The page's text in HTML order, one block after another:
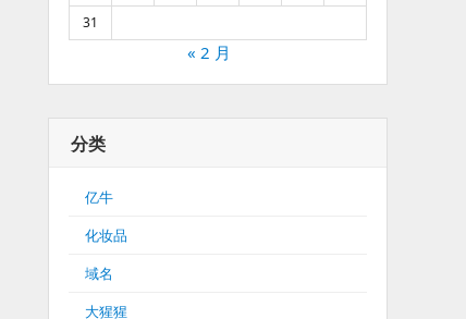
31
« 2 月
分类
亿牛
化妆品
域名
大猩猩